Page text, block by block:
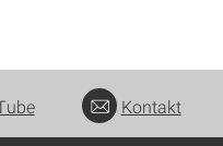
Kontakt